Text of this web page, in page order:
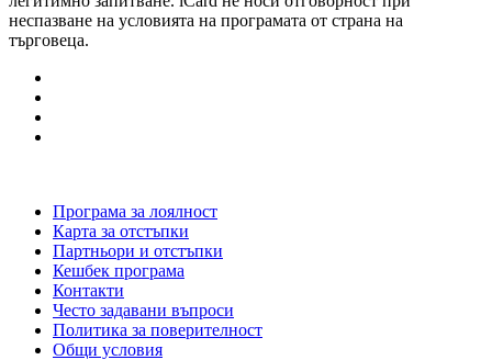
неспазване на условията на програмата от страна на
търговеца.
Програма за лоялност
Карта за отстъпки
Партньори и отстъпки
Кешбек програма
Контакти
Често задавани въпроси
Политика за поверителност
Общи условия